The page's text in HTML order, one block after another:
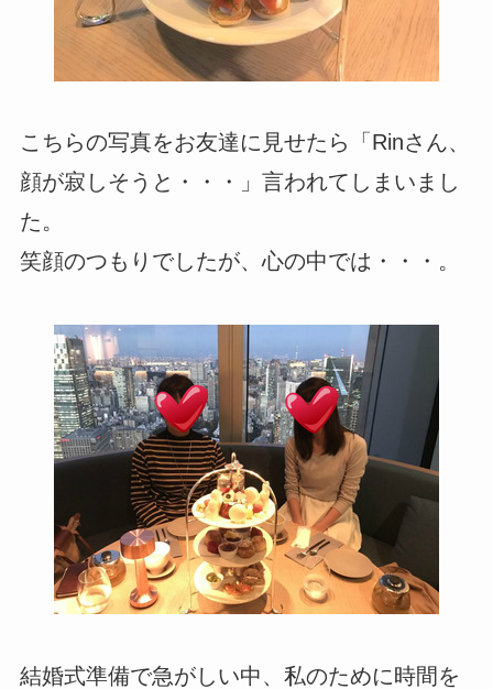
こちらの写真をお友達に見せたら「Rinさん、
顔が寂しそうと・・・」言われてしまいまし
た。
笑顔のつもりでしたが、心の中では・・・。
結婚式準備で急がしい中、私のために時間を